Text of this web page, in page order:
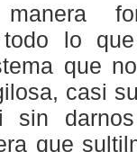
todo lo
que
casi
sin
que